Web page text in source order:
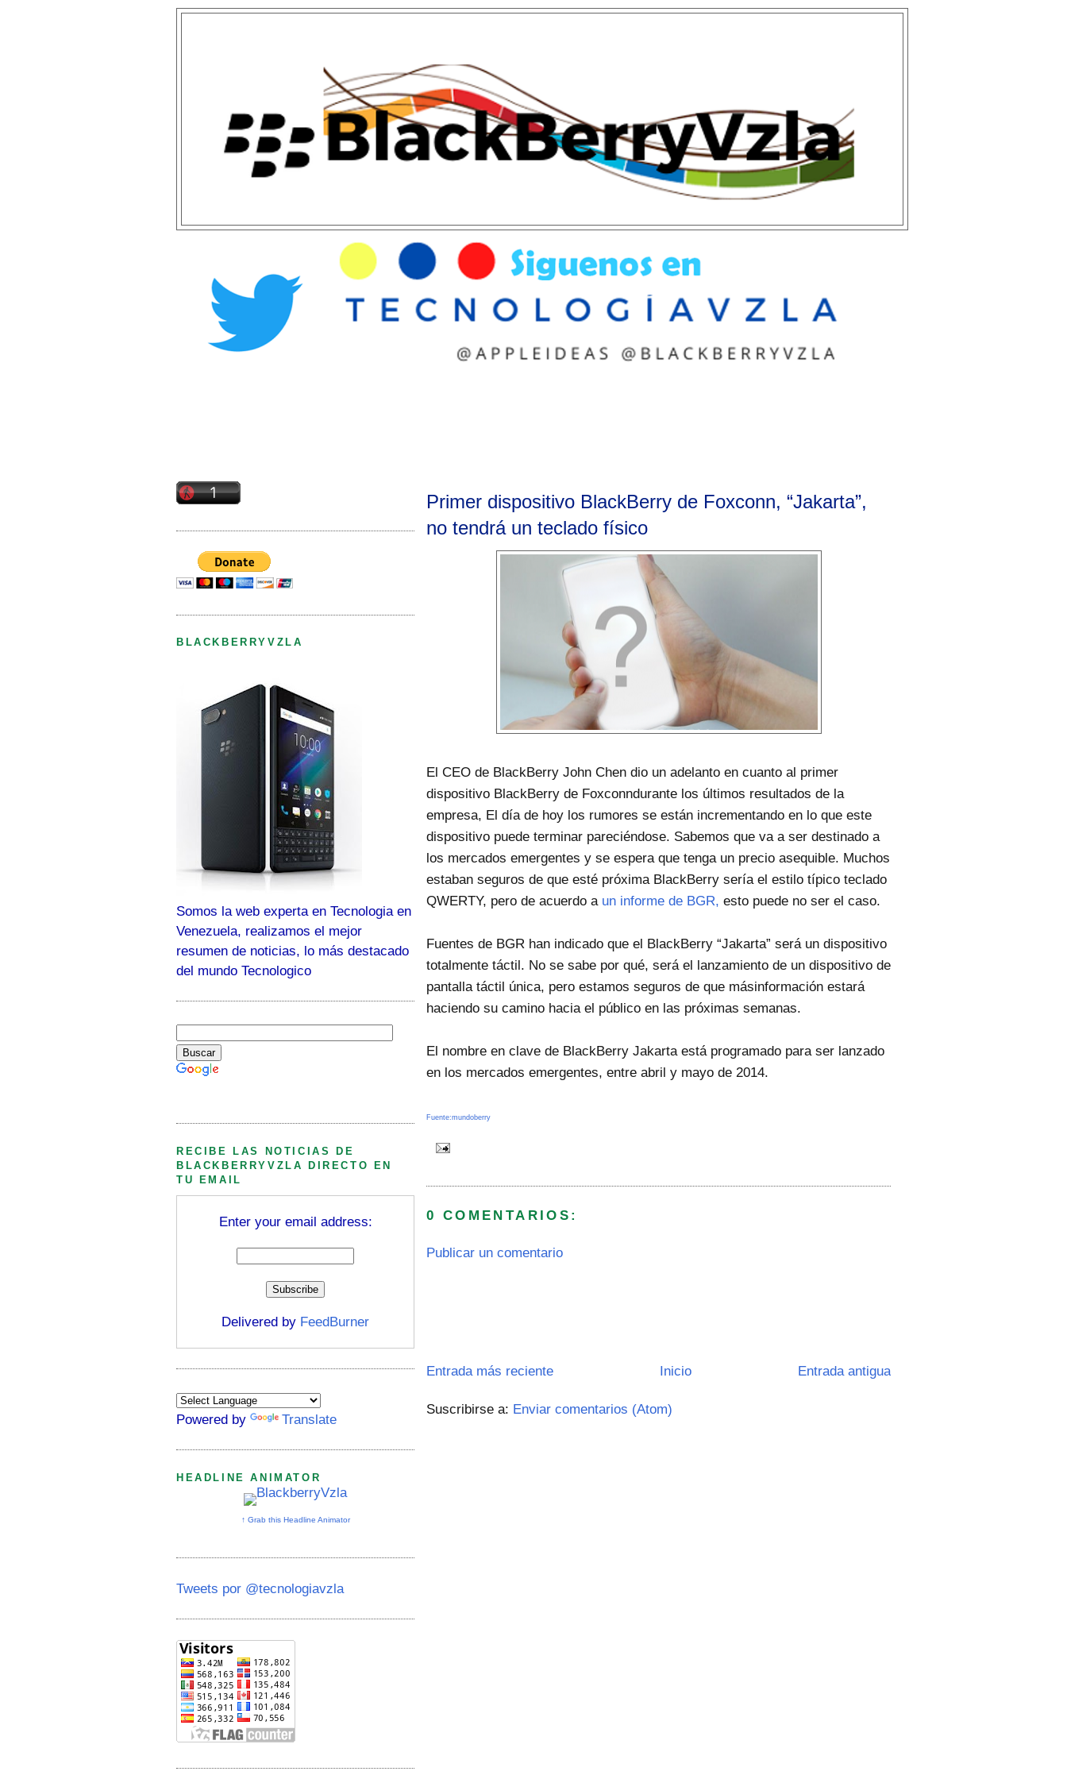
Primer dispositivo BlackBerry de Foxconn, “Jakarta”,
no tendrá un teclado físico
El CEO de BlackBerry John Chen dio un adelanto en cuanto al primer
dispositivo BlackBerry de Foxconndurante los últimos resultados de la
empresa, El día de hoy los rumores se están incrementando en lo que este
dispositivo puede terminar pareciéndose. Sabemos que va a ser destinado a
los mercados emergentes y se espera que tenga un precio asequible. Muchos
estaban seguros de que esté próxima BlackBerry sería el estilo típico teclado
QWERTY, pero de acuerdo a un informe de BGR, esto puede no ser el caso.
Fuentes de BGR han indicado que el BlackBerry “Jakarta” será un dispositivo
totalmente táctil. No se sabe por qué, será el lanzamiento de un dispositivo de
pantalla táctil única, pero estamos seguros de que másinformación estará
haciendo su camino hacia el público en las próximas semanas.
El nombre en clave de BlackBerry Jakarta está programado para ser lanzado
en los mercados emergentes, entre abril y mayo de 2014.
Fuente:mundoberry
0 COMENTARIOS:
Publicar un comentario
Entrada más reciente Entrada antigua
Inicio
Suscribirse a: Enviar comentarios (Atom)
BLACKBERRYVZLA
Somos la web experta en Tecnologia en
Venezuela, realizamos el mejor
resumen de noticias, lo más destacado
del mundo Tecnologico
RECIBE LAS NOTICIAS DE
BLACKBERRYVZLA DIRECTO EN
TU EMAIL
Enter your email address:
Delivered by FeedBurner
Powered by Translate
HEADLINE ANIMATOR
↑ Grab this Headline Animator
Tweets por @tecnologiavzla